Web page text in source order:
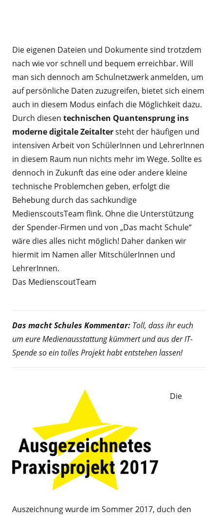
Die eigenen Dateien und Dokumente sind trotzdem
nach wie vor schnell und bequem erreichbar. Will
man sich dennoch am Schulnetzwerk anmelden, um
auf persönliche Daten zuzugreifen, bietet sich einem
auch in diesem Modus einfach die Möglichkeit dazu.
Durch diesen technischen Quantensprung ins
moderne digitale Zeitaltersteht der häufigen und
intensiven Arbeit von SchülerInnen und LehrerInnen
in diesem Raum nun nichts mehr im Wege. Sollte es
dennoch in Zukunft das eine oder andere kleine
technische Problemchen geben, erfolgt die
Behebung durch das sachkundige
MedienscoutsTeam flink. Ohne die Unterstützung
der Spender-Firmen und von „Das macht Schule“
wäre dies alles nicht möglich! Daher danken wir
hiermit im Namen aller MitschülerInnen und
LehrerInnen.
Das MedienscoutTeam
Das macht Schules Kommentar: Toll, dass ihr euch
um eure Medienausstattung kümmert und aus der IT-
Spende so ein tolles Projekt habt entstehen lassen!
Die
Auszeichnung wurde im Sommer 2017, duch den